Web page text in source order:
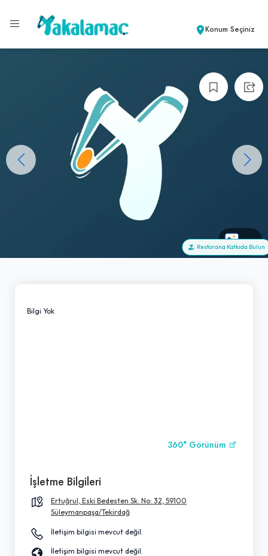
Konum Seçiniz
+0
Restorana Katkıda Bulun
Bilgi Yok
360° Görünüm
İşletme Bilgileri
Ertuğrul, Eski Bedesten Sk. No: 32, 59100
Süleymanpaşa/Tekirdağ
İletişim bilgisi mevcut değil.
İletişim bilgisi mevcut değil.